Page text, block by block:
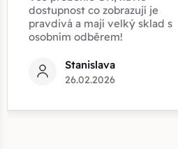
dostupnost co zobrazují je
pravdivá a mají velký sklad s
osobním odběrem!
Stanislava
26.02.2026